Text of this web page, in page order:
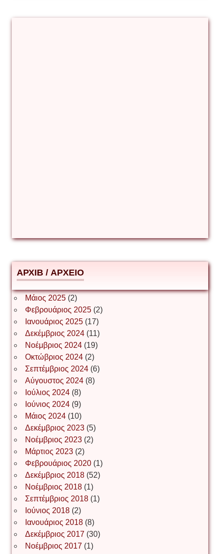
Δημήτριος Ζακοντινός
ΕΥΑΓΓΕΛΟΣ ΜΩΚΟΣ
Ιωάννης Σ. Παπαφλωράτος
ΝΙΚΟΣ ΓΑΤΟΣ
Νίκος Λυγερός
Іван Буртик
Іван Наконечний
Інга Короткевич
АРХІВ / ΑΡΧΕΙΟ
Μάιος 2025(2)
Φεβρουάριος 2025(2)
Ιανουάριος 2025(17)
Δεκέμβριος 2024(11)
Νοέμβριος 2024(19)
Οκτώβριος 2024(2)
Σεπτέμβριος 2024(6)
Αύγουστος 2024(8)
Ιούλιος 2024(8)
Ιούνιος 2024(9)
Μάιος 2024(10)
Δεκέμβριος 2023(5)
Νοέμβριος 2023(2)
Μάρτιος 2023(2)
Φεβρουάριος 2020(1)
Δεκέμβριος 2018(52)
Νοέμβριος 2018(1)
Σεπτέμβριος 2018(1)
Ιούνιος 2018(2)
Ιανουάριος 2018(8)
Δεκέμβριος 2017 (30)
Νοέμβριος 2017 (1)